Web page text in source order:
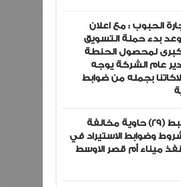
الحبوب : مع اعلان
بدء حملة التسويق
لمحصول الحنطة
عام الشركة يوجه
بجمله من ضوابط
ضبط (29) حاوية مخالفة
وضوابط الاستيراد في
ميناء أم قصر الاوسط